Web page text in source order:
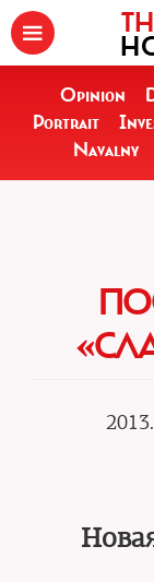
Opinion
Portrait
Navalny